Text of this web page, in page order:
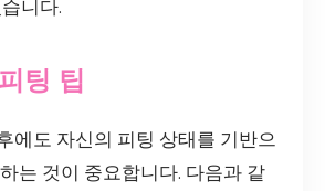
니다.
팅 팁
에도 자신의 피팅 상태를 기반으
는 것이 중요합니다. 다음과 같